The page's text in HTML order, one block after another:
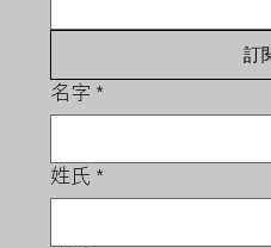
訂
名字 *
姓氏 *